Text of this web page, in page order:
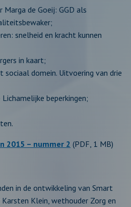
de Goeij: GGD als
snelheid en kracht kunnen
in kaart;
sociaal domein. Uitvoering van drie
beperkingen;
2015 – nummer 2 (PDF, 1 MB)
in de ontwikkeling van Smart
Klein, wethouder Zorg en